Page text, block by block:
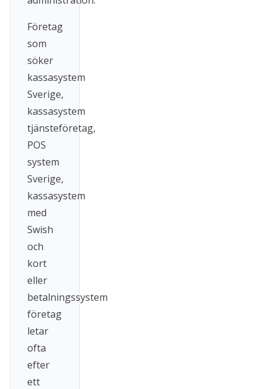
Företag
som
söker
kassasystem
Sverige,
kassasystem
tjänsteföretag,
POS
system
Sverige,
kassasystem
med
Swish
och
kort
eller
betalningssystem
företag
letar
ofta
efter
ett